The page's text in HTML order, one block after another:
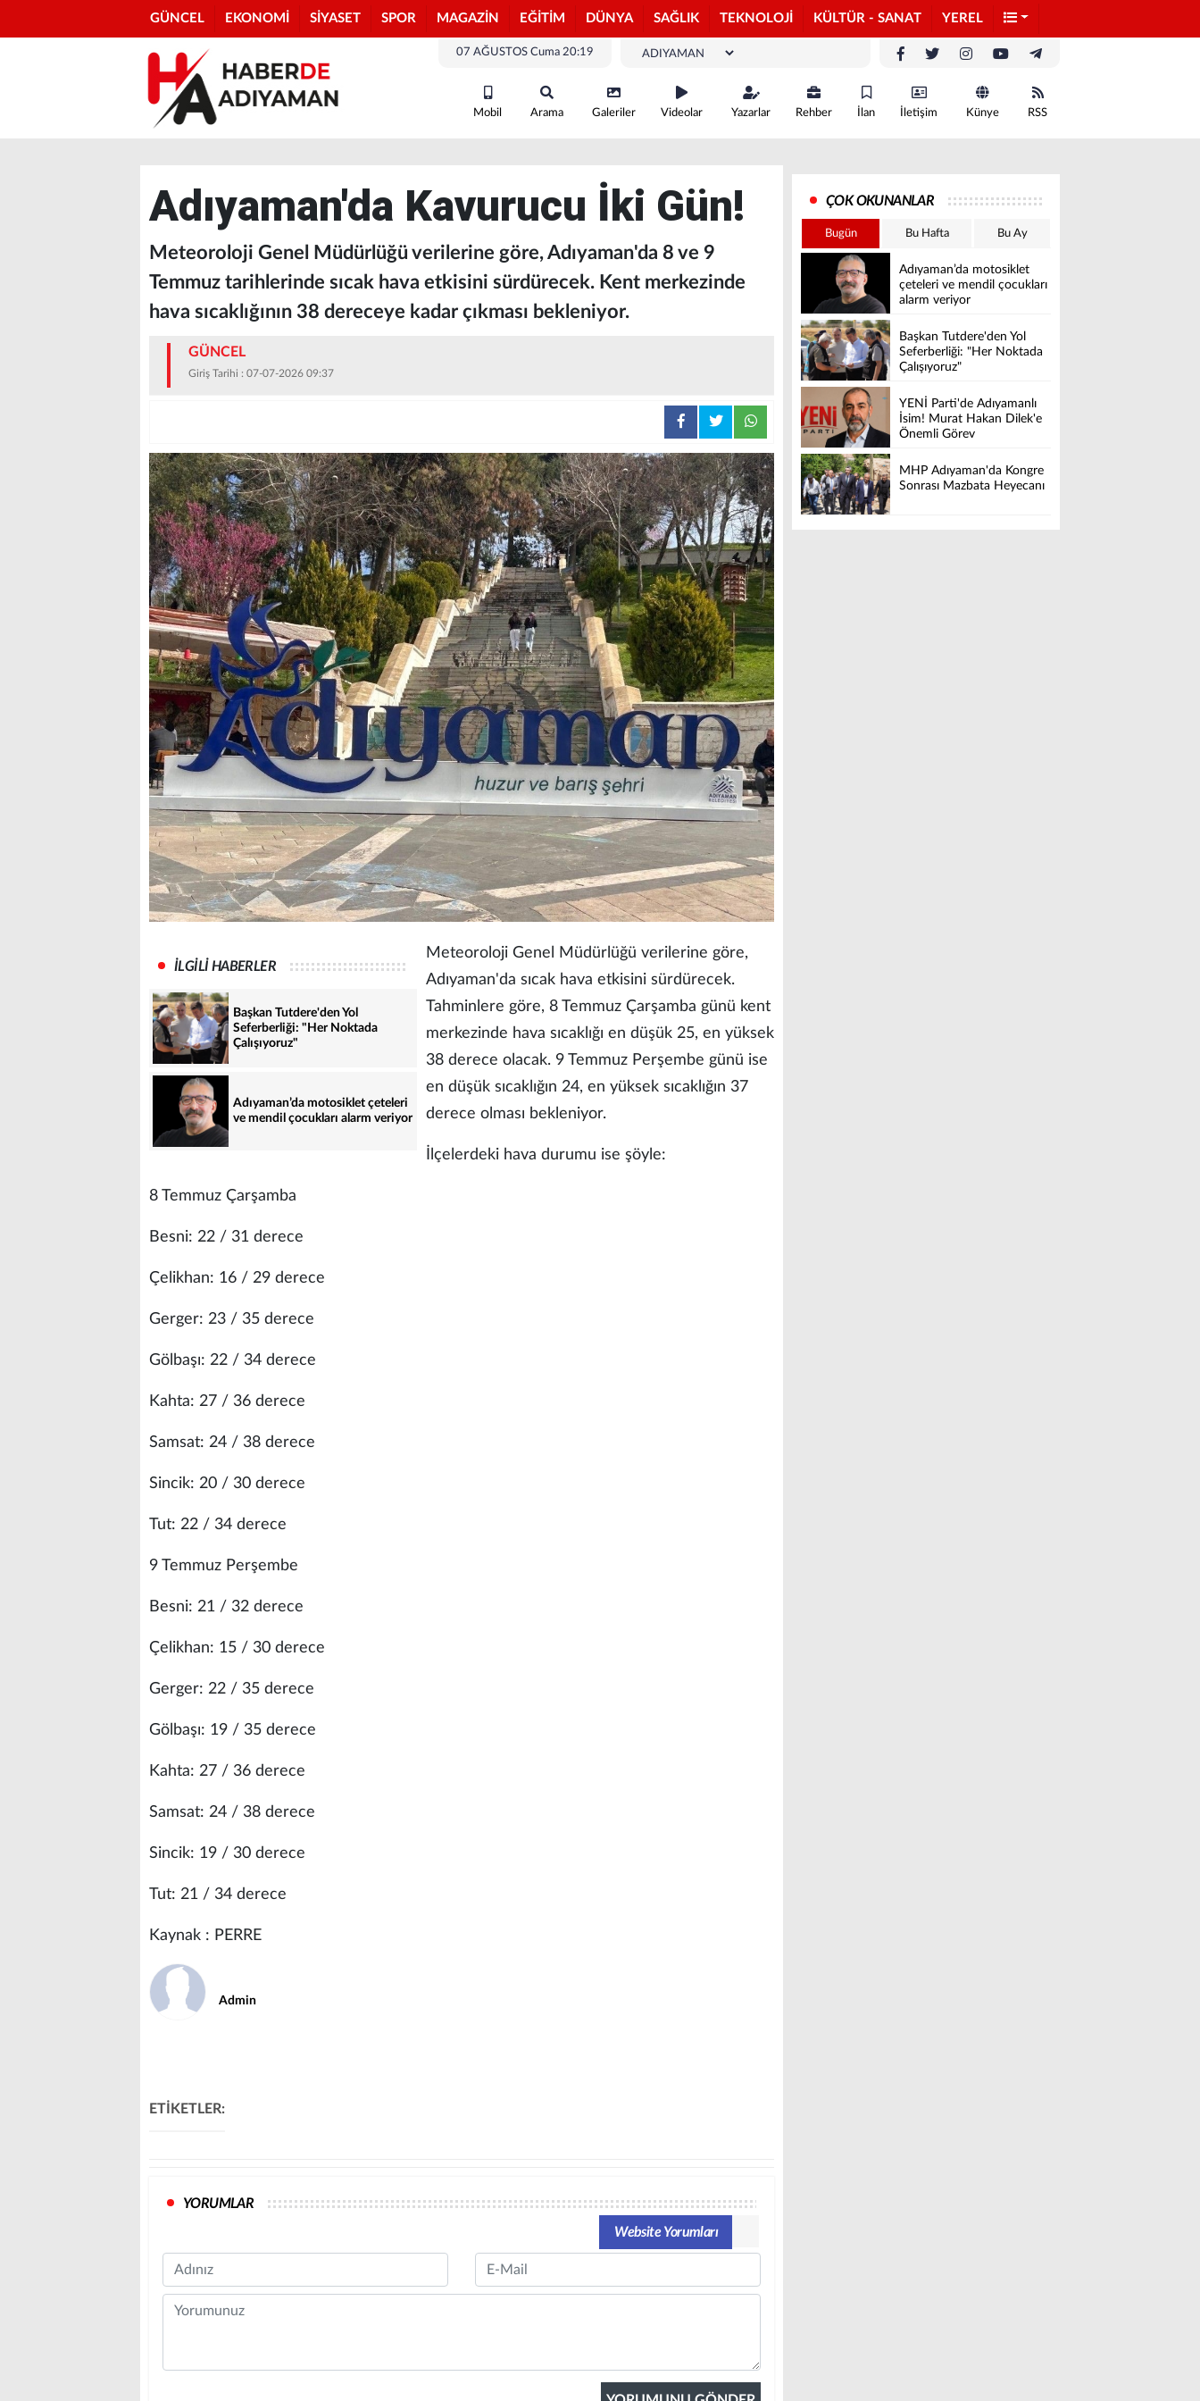
GÜNCEL EKONOMİ SİYASET SPOR MAGAZİN EĞİTİM DÜNYA SAĞLIK TEKNOLOJİ KÜLTÜR - SANAT YEREL
07 AĞUSTOS Cuma 20:19
Mobil Arama Galeriler Videolar Yazarlar Rehber İlan İletişim Künye RSS
Adıyaman'da Kavurucu İki Gün!
Meteoroloji Genel Müdürlüğü verilerine göre, Adıyaman'da 8 ve 9
Temmuz tarihlerinde sıcak hava etkisini sürdürecek. Kent merkezinde
hava sıcaklığının 38 dereceye kadar çıkması bekleniyor.
GÜNCEL
Giriş Tarihi : 07-07-2026 09:37
İLGİLİ HABERLER
Başkan Tutdere'den Yol
Seferberliği: "Her Noktada
Çalışıyoruz"
Adıyaman’da motosiklet çeteleri
ve mendil çocukları alarm veriyor
Meteoroloji Genel Müdürlüğü verilerine göre,
Adıyaman'da sıcak hava etkisini sürdürecek.
Tahminlere göre, 8 Temmuz Çarşamba günü kent
merkezinde hava sıcaklığı en düşük 25, en yüksek
38 derece olacak. 9 Temmuz Perşembe günü ise
en düşük sıcaklığın 24, en yüksek sıcaklığın 37
derece olması bekleniyor.
İlçelerdeki hava durumu ise şöyle:
8 Temmuz Çarşamba
Besni: 22 / 31 derece
Çelikhan: 16 / 29 derece
Gerger: 23 / 35 derece
Gölbaşı: 22 / 34 derece
Kahta: 27 / 36 derece
Samsat: 24 / 38 derece
Sincik: 20 / 30 derece
Tut: 22 / 34 derece
9 Temmuz Perşembe
Besni: 21 / 32 derece
Çelikhan: 15 / 30 derece
Gerger: 22 / 35 derece
Gölbaşı: 19 / 35 derece
Kahta: 27 / 36 derece
Samsat: 24 / 38 derece
Sincik: 19 / 30 derece
Tut: 21 / 34 derece
Kaynak : PERRE
Admin
ETİKETLER:
YORUMLAR
Website Yorumları
Name Email
Comment
ÇOK OKUNANLAR
Bugün Bu Hafta Bu Ay
Adıyaman’da motosiklet
çeteleri ve mendil çocukları
alarm veriyor
Başkan Tutdere'den Yol
Seferberliği: "Her Noktada
Çalışıyoruz"
YENİ Parti'de Adıyamanlı
İsim! Murat Hakan Dilek'e
Önemli Görev
MHP Adıyaman'da Kongre
Sonrası Mazbata Heyecanı